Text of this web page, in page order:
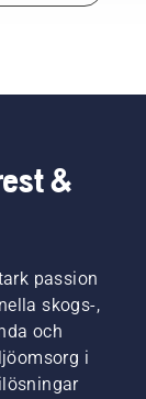
&
passion
skogs-,
och
i